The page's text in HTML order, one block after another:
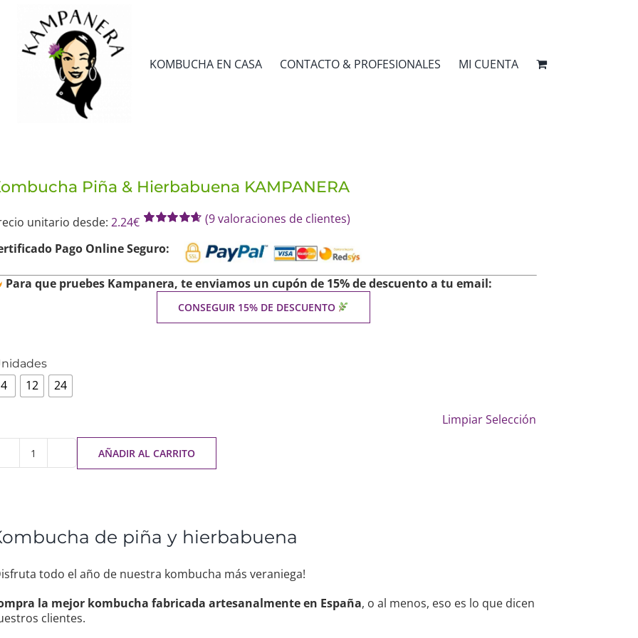
KOMBUCHA EN CASA CONTACTO & PROFESIONALES MI CUENTA
Piña & Hierbabuena KAMPANERA
unitario desde: 2.24€
con4.67
de 5
en base a
de clientes
(9valoraciones de clientes)
Pago Online Seguro:
Para que pruebes Kampanera, te enviamos un cupón de 15% de descuento a tu email:
CONSEGUIR 15% DE DESCUENTO
4 12 24
Limpiar Selección
AÑADIR AL CARRITO
de piña y hierbabuena
todo el año de nuestra kombucha más veraniega!
la mejor kombucha fabricada artesanalmente en España, o al menos, eso es lo que dicen
clientes.